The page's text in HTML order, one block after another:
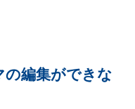
編集ができな